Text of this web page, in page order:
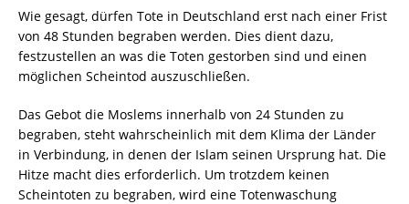
Wie gesagt, dürfen Tote in Deutschland erst nach einer Frist
von 48 Stunden begraben werden. Dies dient dazu,
festzustellen an was die Toten gestorben sind und einen
möglichen Scheintod auszuschließen.
Das Gebot die Moslems innerhalb von 24 Stunden zu
begraben, steht wahrscheinlich mit dem Klima der Länder
in Verbindung, in denen der Islam seinen Ursprung hat. Die
Hitze macht dies erforderlich. Um trotzdem keinen
Scheintoten zu begraben, wird eine Totenwaschung